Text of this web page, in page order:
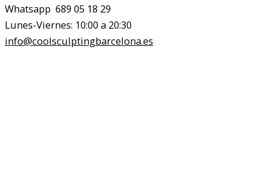
Whatsapp 689 05 18 29
Lunes-Viernes: 10:00 a 20:30
info@coolsculptingbarcelona.es